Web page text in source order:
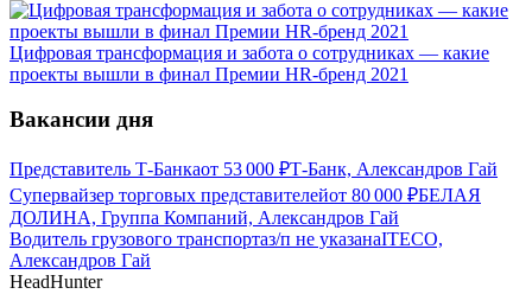
Цифровая трансформация и забота о сотрудниках — какие
проекты вышли в финал Премии HR-бренд 2021
Вакансии дня
Представитель Т-Банкаот 53 000 ₽Т-Банк, Александров Гай
Супервайзер торговых представителейот 80 000 ₽БЕЛАЯ
ДОЛИНА, Группа Компаний, Александров Гай
Водитель грузового транспортаз/п не указанаITECO,
Александров Гай
HeadHunter